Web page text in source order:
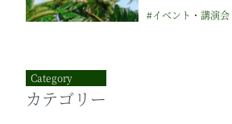
Category
カテゴリー